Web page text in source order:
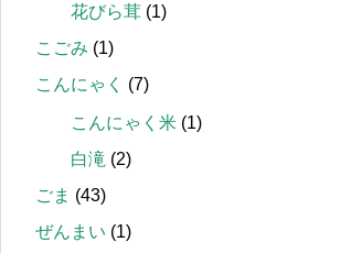
花びら茸 (1)
こごみ (1)
こんにゃく
(7)
こんにゃく米 (1)
白滝 (2)
ごま (43)
ぜんまい (1)